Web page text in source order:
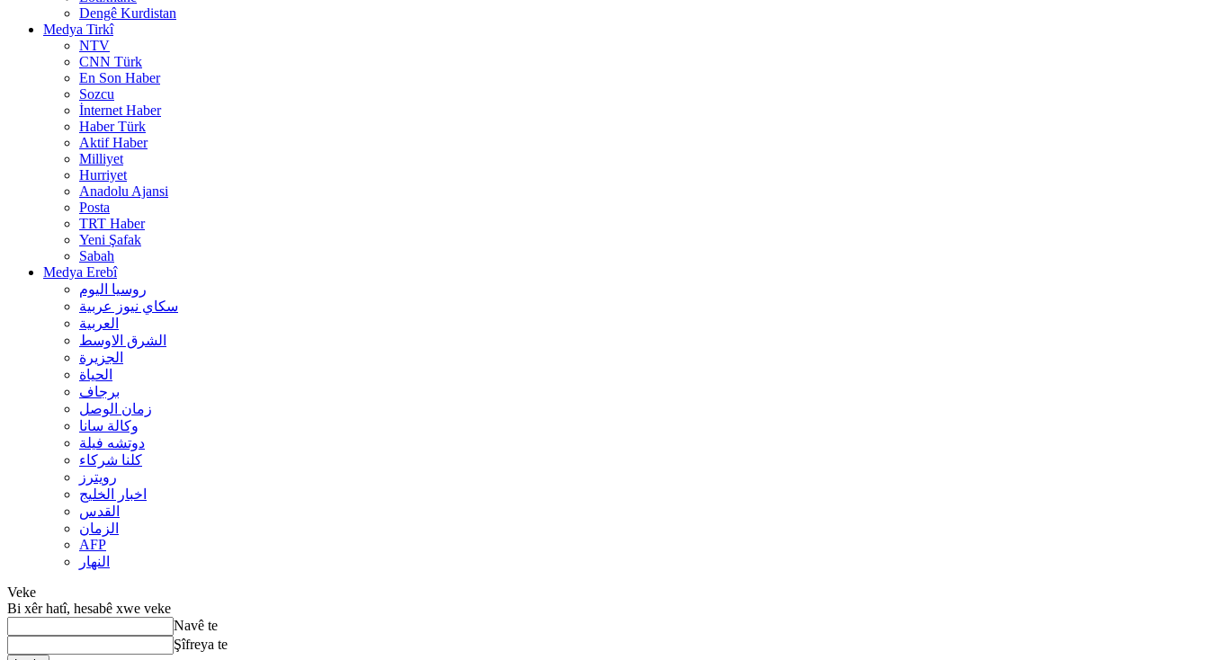
Dengê Kurdistan
Medya Tirkî
NTV
CNN Türk
En Son Haber
Sozcu
İnternet Haber
Haber Türk
Aktif Haber
Milliyet
Hurriyet
Anadolu Ajansi
Posta
TRT Haber
Yeni Şafak
Sabah
Medya Erebî
روسیا الیوم
سكاي نيوز عربية
العربية
الشرق الاوسط
الجزيرة
الحیاة
برجاف
زمان الوصل
وکالة سانا
دوتشه فیلة
کلنا شرکاء
رويترز
اخبار الخلیج
القدس
الزمان
AFP
النهار
Veke
Bi xêr hatî, hesabê xwe veke
Navê te
Şîfreya te